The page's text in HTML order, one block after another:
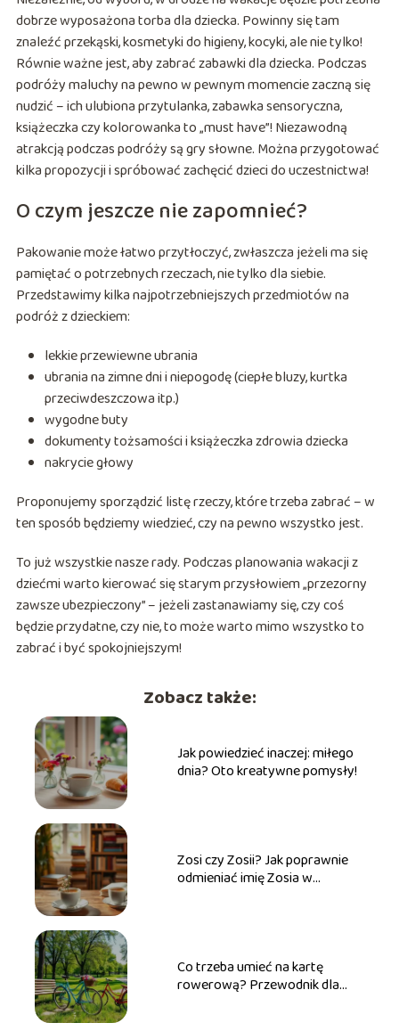
dobrze wyposażona torba dla dziecka. Powinny się tam
znaleźć przekąski, kosmetyki do higieny, kocyki, ale nie tylko!
Równie ważne jest, aby zabrać zabawki dla dziecka. Podczas
podróży maluchy na pewno w pewnym momencie zaczną się
nudzić – ich ulubiona przytulanka, zabawka sensoryczna,
książeczka czy kolorowanka to „must have”! Niezawodną
atrakcją podczas podróży są gry słowne. Można przygotować
kilka propozycji i spróbować zachęcić dzieci do uczestnictwa!
O czym jeszcze nie zapomnieć?
Pakowanie może łatwo przytłoczyć, zwłaszcza jeżeli ma się
pamiętać o potrzebnych rzeczach, nie tylko dla siebie.
Przedstawimy kilka najpotrzebniejszych przedmiotów na
podróż z dzieckiem:
lekkie przewiewne ubrania
ubrania na zimne dni i niepogodę (ciepłe bluzy, kurtka
przeciwdeszczowa itp.)
wygodne buty
dokumenty tożsamości i książeczka zdrowia dziecka
nakrycie głowy
Proponujemy sporządzić listę rzeczy, które trzeba zabrać – w
ten sposób będziemy wiedzieć, czy na pewno wszystko jest.
To już wszystkie nasze rady. Podczas planowania wakacji z
dziećmi warto kierować się starym przysłowiem „przezorny
zawsze ubezpieczony” – jeżeli zastanawiamy się, czy coś
będzie przydatne, czy nie, to może warto mimo wszystko to
zabrać i być spokojniejszym!
Zobacz także:
Jak powiedzieć inaczej: miłego
dnia? Oto kreatywne pomysły!
Zosi czy Zosii? Jak poprawnie
odmieniać imię Zosia w
Co trzeba umieć na kartę
rowerową? Przewodnik dla